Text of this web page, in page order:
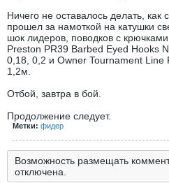
Ничего не оставалось делать, как
прошел за намоткой на катушки
шок лидеров, поводков с
Preston PR39 Barbed Eyed Hooks
0,18, 0,2 и Owner Tournament
1,2м.
Отбой, завтра в бой.
Продолжение следует.
Метки: фидер
Возможность размещать
отключена.